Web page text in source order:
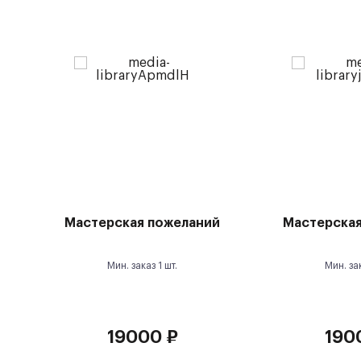
Мастерская пожеланий
Мин. заказ 1 шт.
19000₽
Мин.